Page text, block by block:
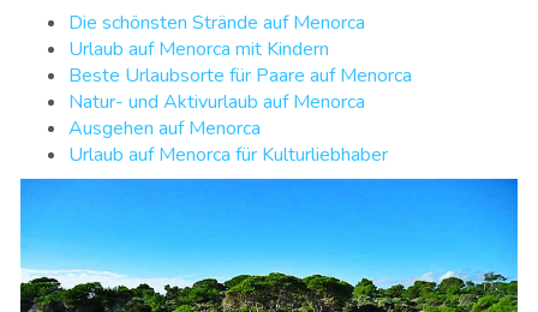
Die schönsten Strände auf Menorca
Urlaub auf Menorca mit Kindern
Beste Urlaubsorte für Paare auf Menorca
Natur- und Aktivurlaub auf Menorca
Ausgehen auf Menorca
Urlaub auf Menorca für Kulturliebhaber